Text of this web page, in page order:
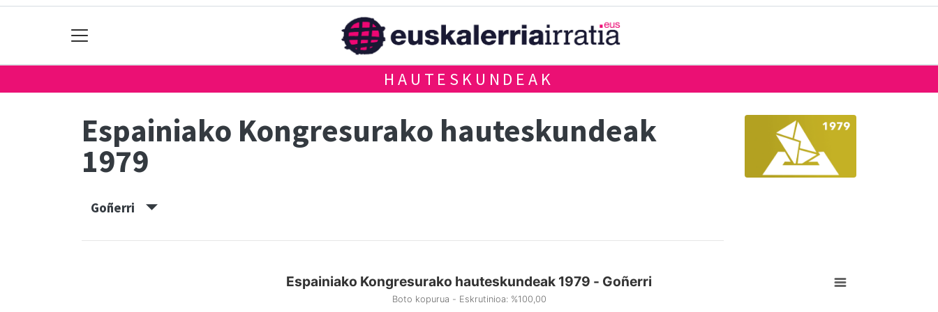
HAUTESKUNDEAK
Espainiako Kongresurako hauteskundeak
1979
Goñerri
Espainiako Kongresurako hauteskundeak 1979 - Goñerri
Boto kopurua - Eskrutinioa: %100,00